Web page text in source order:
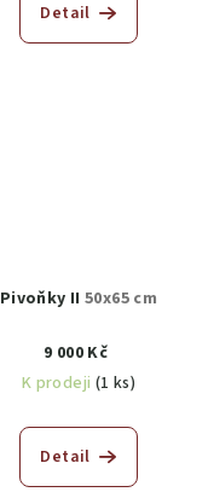
Detail
Pivoňky II50x65 cm
9 000 Kč
K prodeji (1 ks)
Detail